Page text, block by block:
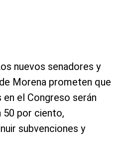
nuevos senadores y
Morena prometen que
en el Congreso serán
50 por ciento,
subvenciones y